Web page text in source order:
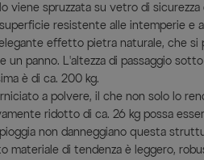
viene spruzzata su vetro di sicurezza
resistente alle intemperie e
effetto pietra naturale, che si
panno. L'altezza di passaggio
è di ca. 200 kg.
a polvere, il che non solo lo
ridotto di ca. 26 kg possa
non danneggiano questa
materiale di tendenza è leggero,